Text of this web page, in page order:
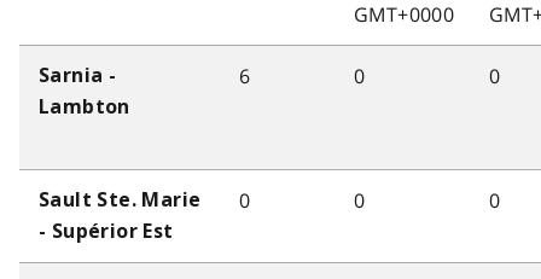
GMT+0000
Sarnia -
Lambton
6 0 0
Sault Ste. Marie
- Supérior Est
0 0 0